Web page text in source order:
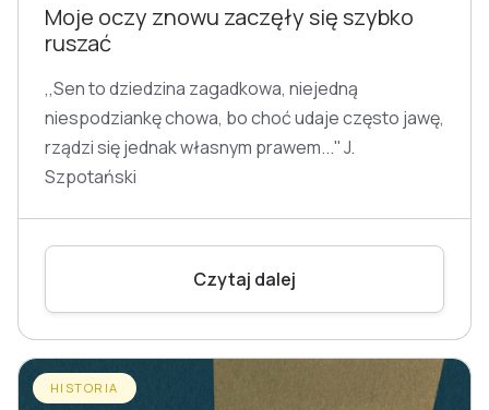
Moje oczy znowu zaczęły się szybko
ruszać
,,Sen to dziedzina zagadkowa, niejedną
niespodziankę chowa, bo choć udaje często jawę,
rządzi się jednak własnym prawem...'' J.
Szpotański
Czytaj dalej
HISTORIA